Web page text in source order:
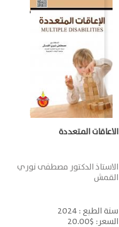
الاعاقات المتعددة
الاستاذ الدكتور مصطفى نوري
القمش
سنة الطبع :2024
السعر: $20.00